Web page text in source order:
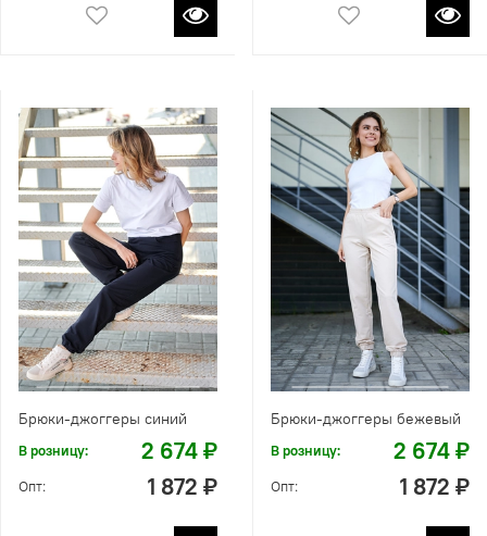
Брюки-джоггеры синий
В розницу: 2 674 ₽
Опт: 1 872 ₽
Брюки-джоггеры бежевый
В розницу: 2 674 ₽
Опт: 1 872 ₽